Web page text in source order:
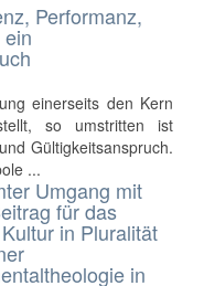
Performanz,
einerseits den Kern
so umstritten ist
Gültigkeitsanspruch.
...
Umgang mit
für das
in Pluralität
in